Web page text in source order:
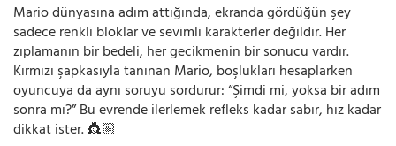
Mario dünyasına adım attığında, ekranda gördüğün şey
sadece renkli bloklar ve sevimli karakterler değildir. Her
zıplamanın bir bedeli, her gecikmenin bir sonucu vardır.
Kırmızı şapkasıyla tanınan Mario, boşlukları hesaplarken
oyuncuya da aynı soruyu sordurur: “Şimdi mi, yoksa bir adım
sonra mı?” Bu evrende ilerlemek refleks kadar sabır, hız kadar
dikkat ister. 👸🏼